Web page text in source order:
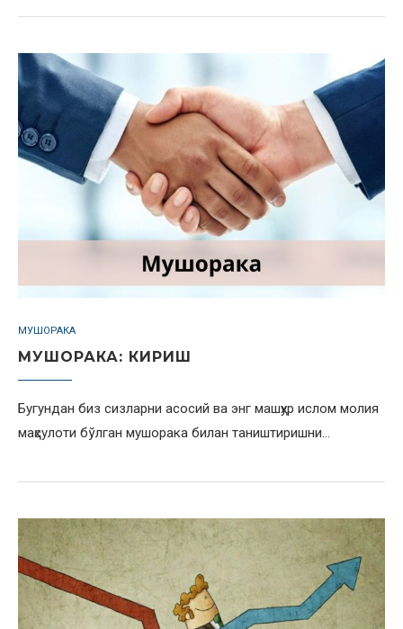
МУШОРАКА
МУШОРАКА: КИРИШ
Бугундан биз сизларни асосий ва энг машҳур ислом молия
маҳсулоти бўлган мушорака билан таништиришни…